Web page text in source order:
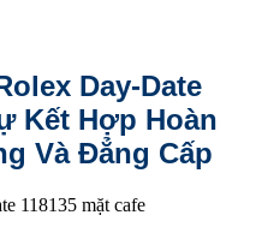
Day-Date
Kết Hợp Hoàn
Và Đẳng Cấp
118135 mặt cafe